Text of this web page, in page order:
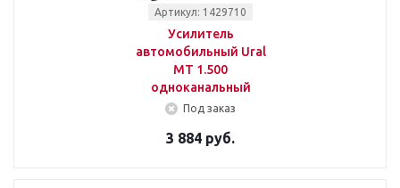
Артикул: 1429710
Усилитель
автомобильный Ural
МТ 1.500
одноканальный
Под заказ
3 884 руб.